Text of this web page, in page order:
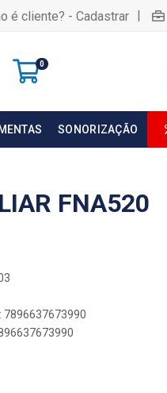
é cliente? - Cadastrar |
0
SONORIZAÇÃO
FNA520
7896637673990